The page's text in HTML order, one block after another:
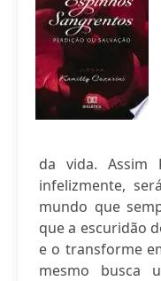
da vida. Assim
infelizmente,
mundo que
que a escuridão
e o transforme
mesmo busca